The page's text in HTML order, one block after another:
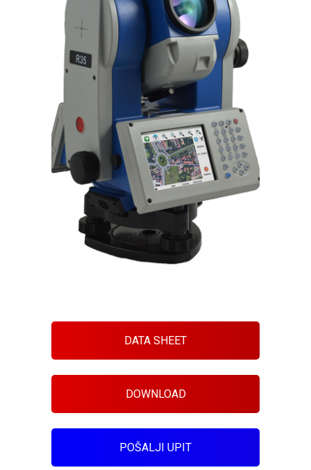
DATA SHEET
DOWNLOAD
POŠALJI UPIT